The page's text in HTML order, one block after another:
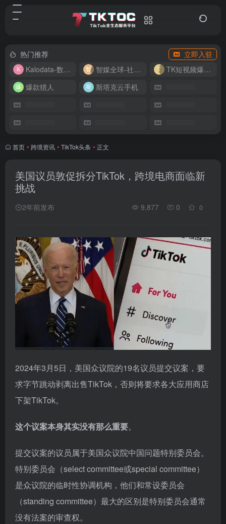
热门推荐
立即入驻
Kalodata-数据分析平台
智媒全球-社媒管理平台
TK短视频爆款复刻
爆款猎人
斯塔克云手机
首页 • 跨境资讯 • TikTok头条 • 正文
美国议员敦促拆分TikTok，跨境电商面临新
挑战
2年前发布 9,877 0 0
2024年3月5日，美国众议院的19名议员提交议案，要
求字节跳动剥离出售TikTok，否则将要求各大应用商店
下架TikTok。
这个议案本身其实没有那么重要。
提交议案的议员属于美国众议院中国问题特别委员会。
特别委员会（select committee或special committee）
是众议院的临时性协调机构，他们和常设委员会
（standing committee）最大的区别是特别委员会通常
没有法案的审查权。